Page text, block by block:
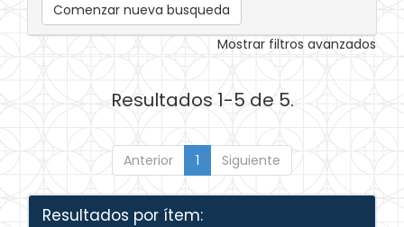
Comenzar nueva busqueda
Mostrar filtros avanzados
Resultados 1-5 de 5.
Anterior 1 Siguiente
Resultados por ítem: